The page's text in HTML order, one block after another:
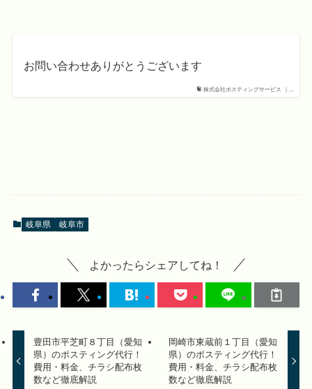
株式会社ポスティングサービス ｜...
お問い合わせありがとうございます
岐阜県 岐阜市
よかったらシェアしてね！
豊田市平芝町８丁目（愛知
県）のポスティング代行！
費用・料金、チラシ配布枚
数など徹底解説
岡崎市東蔵前１丁目（愛知
県）のポスティング代行！
費用・料金、チラシ配布枚
数など徹底解説